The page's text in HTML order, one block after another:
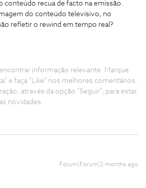
conteúdo recua de facto na emissão.
do conteúdo televisivo, no
refletir o rewind em tempo real?
informação relevante. Marque
e faça "Like" nos melhores comentários.
através da opção "Seguir", para estar
novidades.
Forum|Forum|2 months ago